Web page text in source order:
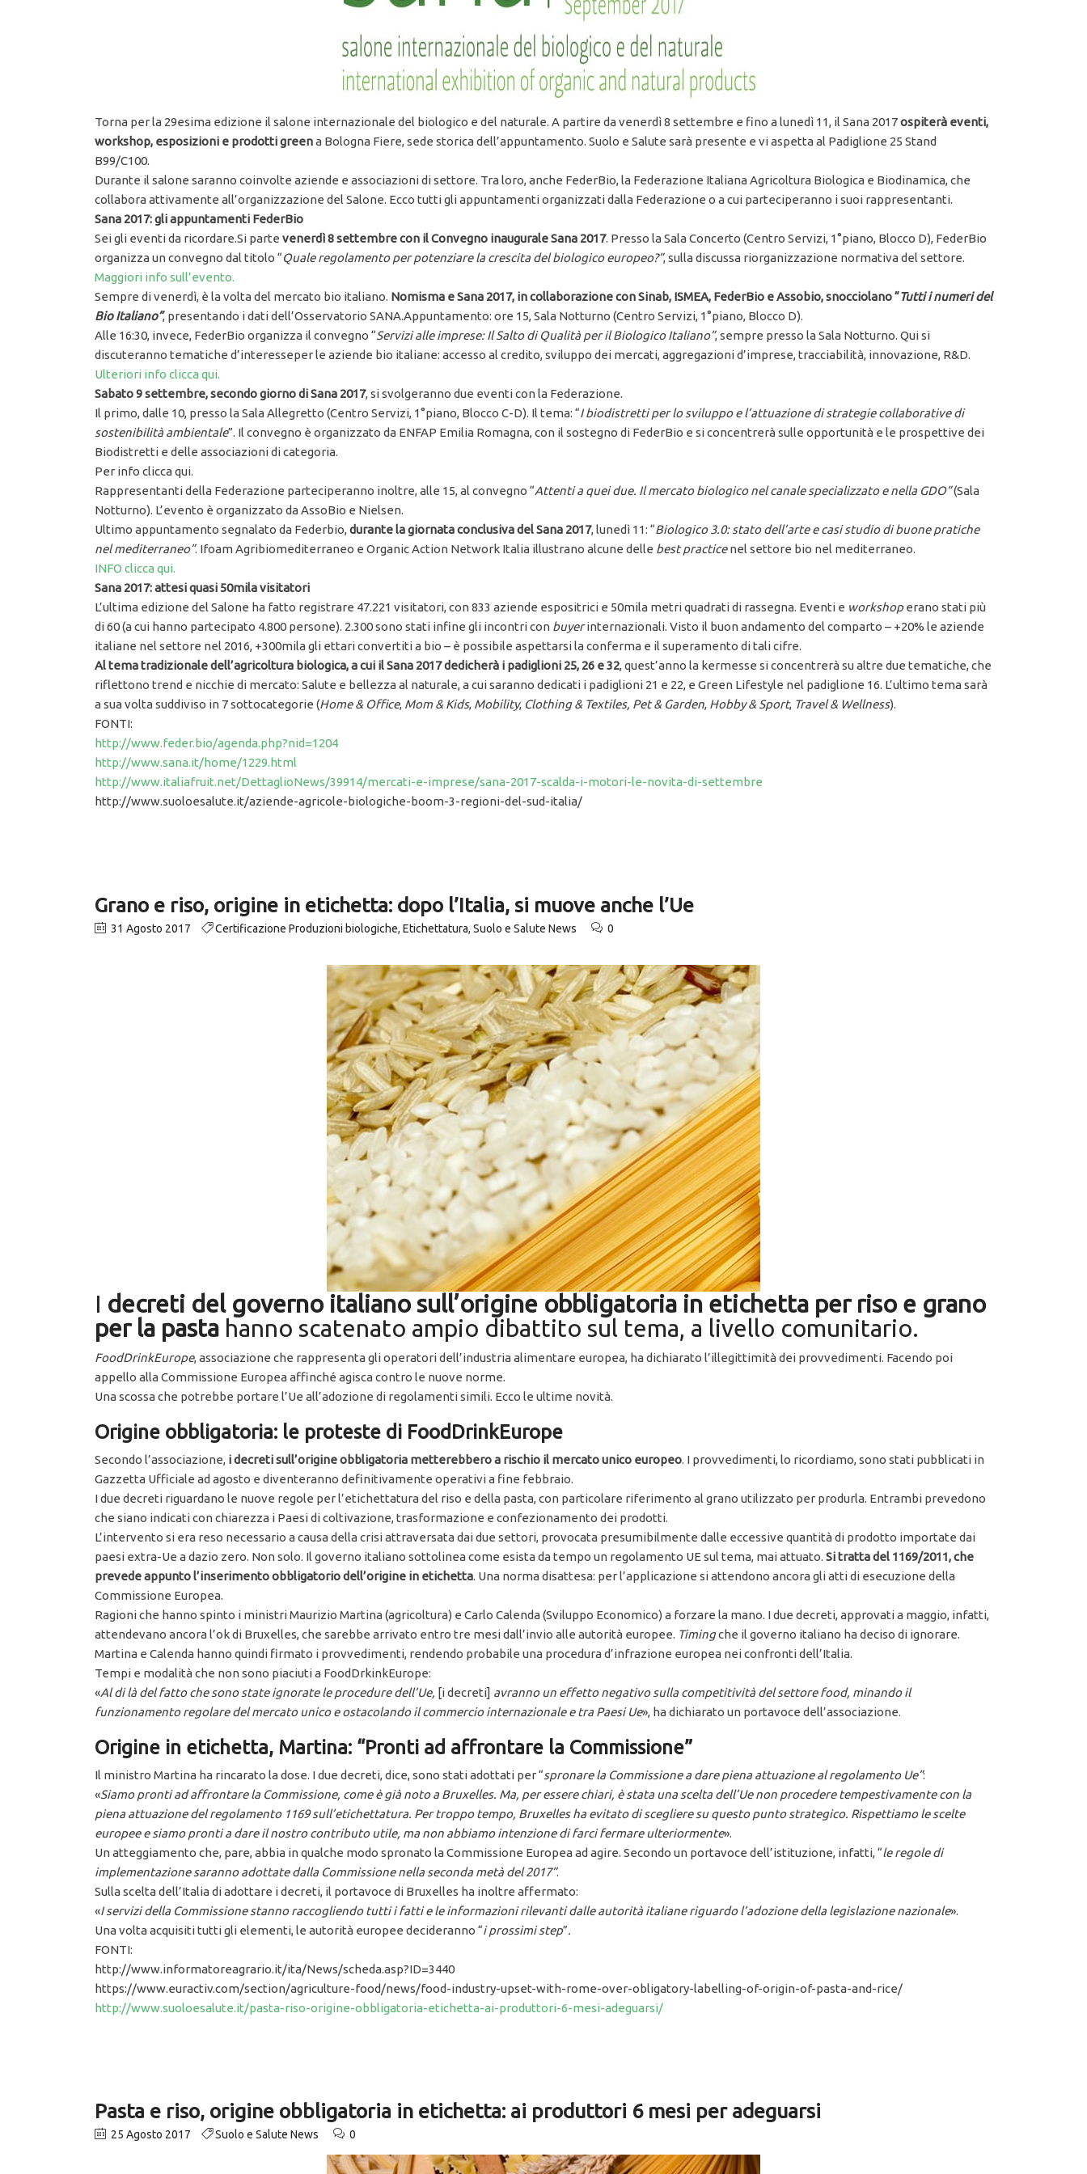
Torna per la 29esima edizione il salone internazionale del biologico e del naturale. A partire da venerdì 8 settembre e fino a lunedì 11, il Sana 2017ospiterà eventi,
workshop, esposizioni e prodotti greena Bologna Fiere, sede storica dell’appuntamento. Suolo e Salute sarà presente e vi aspetta al Padiglione 25 Stand
B99/C100.
Durante il salone saranno coinvolte aziende e associazioni di settore. Tra loro, anche FederBio, la Federazione Italiana Agricoltura Biologica e Biodinamica, che
collabora attivamente all’organizzazione del Salone. Ecco tutti gli appuntamenti organizzati dalla Federazione o a cui parteciperanno i suoi rappresentanti.
Sana 2017: gli appuntamenti FederBio
Sei gli eventi da ricordare.Si parte venerdì 8 settembre con il Convegno inaugurale Sana 2017. Presso la Sala Concerto (Centro Servizi, 1°piano, Blocco D), FederBio
organizza un convegno dal titolo “Quale regolamento per potenziare la crescita del biologico europeo?”, sulla discussa riorganizzazione normativa del settore.
Maggiori info sull’evento.
Sempre di venerdì, è la volta del mercato bio italiano. Nomisma e Sana 2017, in collaborazione con Sinab, ISMEA, FederBio e Assobio, snocciolano “Tutti i numeri del
Bio Italiano”, presentando i dati dell’Osservatorio SANA.Appuntamento: ore 15, Sala Notturno (Centro Servizi, 1°piano, Blocco D).
Alle 16:30, invece, FederBio organizza il convegno “Servizi alle imprese: Il Salto di Qualità per il Biologico Italiano”, sempre presso la Sala Notturno. Qui si
discuteranno tematiche d’interesseper le aziende bio italiane: accesso al credito, sviluppo dei mercati, aggregazioni d’imprese, tracciabilità, innovazione, R&D.
Ulteriori info clicca qui.
Sabato 9 settembre, secondo giorno di Sana 2017, si svolgeranno due eventi con la Federazione.
Il primo, dalle 10, presso la Sala Allegretto (Centro Servizi, 1°piano, Blocco C-D). Il tema: “I biodistretti per lo sviluppo e l’attuazione di strategie collaborative di
sostenibilità ambientale”. Il convegno è organizzato da ENFAP Emilia Romagna, con il sostegno di FederBio e si concentrerà sulle opportunità e le prospettive dei
Biodistretti e delle associazioni di categoria.
Per info clicca qui.
Rappresentanti della Federazione parteciperanno inoltre, alle 15, al convegno “Attenti a quei due. Il mercato biologico nel canale specializzato e nella GDO”(Sala
Notturno). L’evento è organizzato da AssoBio e Nielsen.
Ultimo appuntamento segnalato da Federbio,durante la giornata conclusiva del Sana 2017, lunedì 11: “Biologico 3.0: stato dell’arte e casi studio di buone pratiche
nel mediterraneo”. Ifoam Agribiomediterraneo e Organic Action Network Italia illustrano alcune delle best practicenel settore bio nel mediterraneo.
INFO clicca qui.
Sana 2017: attesi quasi 50mila visitatori
L’ultima edizione del Salone ha fatto registrare 47.221 visitatori, con 833 aziende espositrici e 50mila metri quadrati di rassegna. Eventi e workshoperano stati più
di 60 (a cui hanno partecipato 4.800 persone). 2.300 sono stati infine gli incontri con buyerinternazionali. Visto il buon andamento del comparto – +20% le aziende
italiane nel settore nel 2016, +300mila gli ettari convertiti a bio – è possibile aspettarsi la conferma e il superamento di tali cifre.
Al tema tradizionale dell’agricoltura biologica, a cui il Sana 2017 dedicherà i padiglioni 25, 26 e 32, quest’anno la kermesse si concentrerà su altre due tematiche, che
riflettono trend e nicchie di mercato: Salute e bellezza al naturale, a cui saranno dedicati i padiglioni 21 e 22, e Green Lifestyle nel padiglione 16. L’ultimo tema sarà
a sua volta suddiviso in 7 sottocategorie (Home & Office, Mom & Kids, Mobility, Clothing & Textiles, Pet & Garden, Hobby & Sport, Travel & Wellness).
FONTI:
http://www.feder.bio/agenda.php?nid=1204
http://www.sana.it/home/1229.html
http://www.italiafruit.net/DettaglioNews/39914/mercati-e-imprese/sana-2017-scalda-i-motori-le-novita-di-settembre
http://www.suoloesalute.it/aziende-agricole-biologiche-boom-3-regioni-del-sud-italia/
Grano e riso, origine in etichetta: dopo l’Italia, si muove anche l’Ue
31 Agosto 2017 Certificazione Produzioni biologiche, Etichettatura, Suolo e Salute News 0
I decreti del governo italiano sull’origine obbligatoria in etichetta per riso e grano
per la pasta hanno scatenato ampio dibattito sul tema, a livello comunitario.
FoodDrinkEurope, associazione che rappresenta gli operatori dell’industria alimentare europea, ha dichiarato l’illegittimità dei provvedimenti. Facendo poi
appello alla Commissione Europea affinché agisca contro le nuove norme.
Una scossa che potrebbe portare l’Ue all’adozione di regolamenti simili. Ecco le ultime novità.
Origine obbligatoria: le proteste di FoodDrinkEurope
Secondo l’associazione, i decreti sull’origine obbligatoria metterebbero a rischio il mercato unico europeo. I provvedimenti, lo ricordiamo, sono stati pubblicati in
Gazzetta Ufficiale ad agosto e diventeranno definitivamente operativi a fine febbraio.
I due decreti riguardano le nuove regole per l’etichettatura del riso e della pasta, con particolare riferimento al grano utilizzato per produrla. Entrambi prevedono
che siano indicati con chiarezza i Paesi di coltivazione, trasformazione e confezionamento dei prodotti.
L’intervento si era reso necessario a causa della crisi attraversata dai due settori, provocata presumibilmente dalle eccessive quantità di prodotto importate dai
paesi extra-Ue a dazio zero. Non solo. Il governo italiano sottolinea come esista da tempo un regolamento UE sul tema, mai attuato. Si tratta del 1169/2011, che
prevede appunto l’inserimento obbligatorio dell’origine in etichetta. Una norma disattesa: per l’applicazione si attendono ancora gli atti di esecuzione della
Commissione Europea.
Ragioni che hanno spinto i ministri Maurizio Martina (agricoltura) e Carlo Calenda (Sviluppo Economico) a forzare la mano. I due decreti, approvati a maggio, infatti,
attendevano ancora l’ok di Bruxelles, che sarebbe arrivato entro tre mesi dall’invio alle autorità europee. Timingche il governo italiano ha deciso di ignorare.
Martina e Calenda hanno quindi firmato i provvedimenti, rendendo probabile una procedura d’infrazione europea nei confronti dell’Italia.
Tempi e modalità che non sono piaciuti a FoodDrkinkEurope:
«Al di là del fatto che sono state ignorate le procedure dell’Ue, [i decreti] avranno un effetto negativo sulla competitività del settore food, minando il
funzionamento regolare del mercato unico e ostacolando il commercio internazionale e tra Paesi Ue», ha dichiarato un portavoce dell’associazione.
Origine in etichetta, Martina: “Pronti ad affrontare la Commissione”
Il ministro Martina ha rincarato la dose. I due decreti, dice, sono stati adottati per “spronare la Commissione a dare piena attuazione al regolamento Ue”:
«Siamo pronti ad affrontare la Commissione, come è già noto a Bruxelles. Ma, per essere chiari, è stata una scelta dell’Ue non procedere tempestivamente con la
piena attuazione del regolamento 1169 sull’etichettatura. Per troppo tempo, Bruxelles ha evitato di scegliere su questo punto strategico. Rispettiamo le scelte
europee e siamo pronti a dare il nostro contributo utile, ma non abbiamo intenzione di farci fermare ulteriormente».
Un atteggiamento che, pare, abbia in qualche modo spronato la Commissione Europea ad agire. Secondo un portavoce dell’istituzione, infatti, “le regole di
implementazione saranno adottate dalla Commissione nella seconda metà del 2017”.
Sulla scelta dell’Italia di adottare i decreti, il portavoce di Bruxelles ha inoltre affermato:
«I servizi della Commissione stanno raccogliendo tutti i fatti e le informazioni rilevanti dalle autorità italiane riguardo l’adozione della legislazione nazionale».
Una volta acquisiti tutti gli elementi, le autorità europee decideranno “i prossimi step”.
FONTI:
http://www.informatoreagrario.it/ita/News/scheda.asp?ID=3440
https://www.euractiv.com/section/agriculture-food/news/food-industry-upset-with-rome-over-obligatory-labelling-of-origin-of-pasta-and-rice/
http://www.suoloesalute.it/pasta-riso-origine-obbligatoria-etichetta-ai-produttori-6-mesi-adeguarsi/
Pasta e riso, origine obbligatoria in etichetta: ai produttori 6 mesi per adeguarsi
25 Agosto 2017 Suolo e Salute News 0